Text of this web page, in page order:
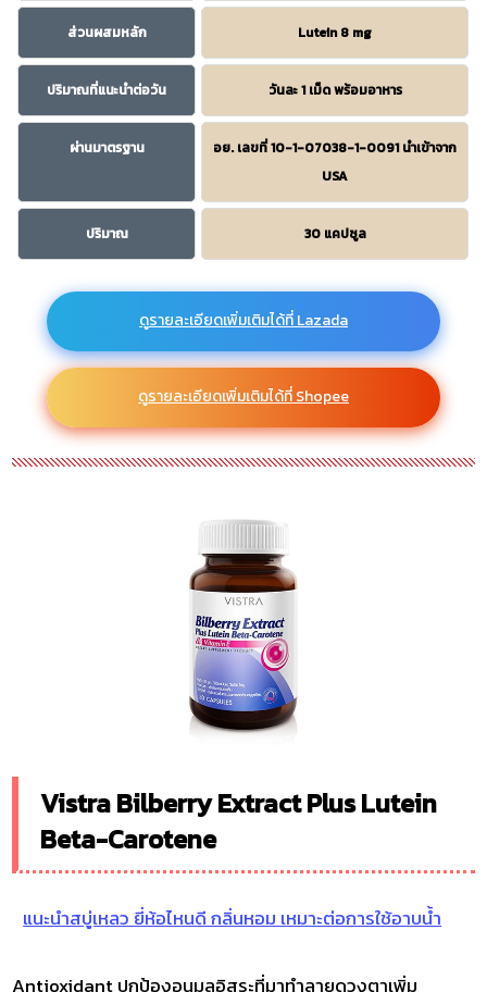
ส่วนผสมหลัก Lutein 8 mg
ปริมาณที่แนะนำต่อวัน วันละ 1 เม็ด พร้อมอาหาร
ผ่านมาตรฐาน
อย. เลขที่ 10-1-07038-1-0091 นำเข้าจาก
USA
ปริมาณ 30 แคปซูล
ดูรายละเอียดเพิ่มเติมได้ที่ Lazada
ดูรายละเอียดเพิ่มเติมได้ที่ Shopee
Vistra Bilberry Extract Plus Lutein
Beta-Carotene
แนะนำสบู่เหลว ยี่ห้อไหนดี กลิ่นหอม เหมาะต่อการใช้อาบน้ำ
Antioxidant ปกป้องอนุมูลอิสระที่มาทำลายดวงตาเพิ่ม